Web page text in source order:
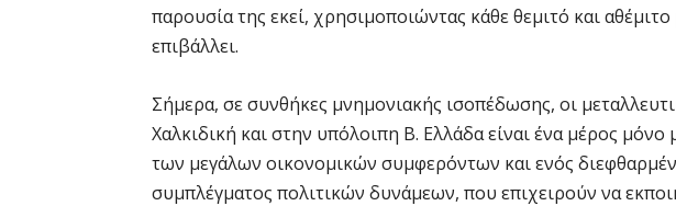
παρουσία της εκεί, χρησιμοποιώντας κάθε θεμιτό και
επιβάλλει.
Σήμερα, σε συνθήκες μνημονιακής ισοπέδωσης, οι
Χαλκιδική και στην υπόλοιπη Β. Ελλάδα είναι ένα μέρος μόνο
των μεγάλων οικονομικών συμφερόντων και ενός
συμπλέγματος πολιτικών δυνάμεων, που επιχειρούν να